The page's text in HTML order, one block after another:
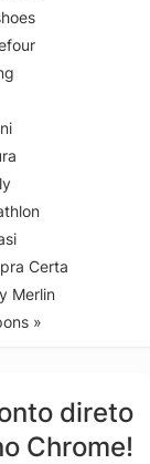
Certa
Merlin
»
direto
Chrome!